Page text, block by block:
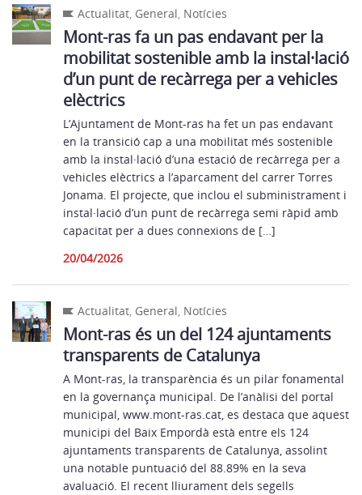
Actualitat, General, Notícies
Mont-ras fa un pas endavant per la
mobilitat sostenible amb la instal·lació
d’un punt de recàrrega per a vehicles
elèctrics
L’Ajuntament de Mont-ras ha fet un pas endavant
en la transició cap a una mobilitat més sostenible
amb la instal·lació d’una estació de recàrrega per a
vehicles elèctrics a l’aparcament del carrer Torres
Jonama. El projecte, que inclou el subministrament i
instal·lació d’un punt de recàrrega semi ràpid amb
capacitat per a dues connexions de […]
20/04/2026
Actualitat, General, Notícies
Mont-ras és un del 124 ajuntaments
transparents de Catalunya
A Mont-ras, la transparència és un pilar fonamental
en la governança municipal. De l’anàlisi del portal
municipal, www.mont-ras.cat, es destaca que aquest
municipi del Baix Empordà està entre els 124
ajuntaments transparents de Catalunya, assolint
una notable puntuació del 88.89% en la seva
avaluació. El recent lliurament dels segells